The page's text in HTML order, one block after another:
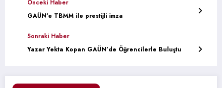
Önceki Haber
GAÜN’e TBMM ile prestijli imza
Sonraki Haber
Yazar Yekta Kopan GAÜN’de Öğrencilerle Buluştu